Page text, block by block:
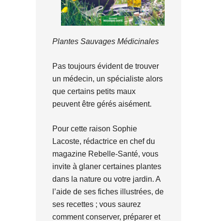
Plantes Sauvages Médicinales
Pas toujours évident de trouver
un médecin, un spécialiste alors
que certains petits maux
peuvent être gérés aisément.
Pour cette raison Sophie
Lacoste, rédactrice en chef du
magazine Rebelle-Santé, vous
invite à glaner certaines plantes
dans la nature ou votre jardin. A
l’aide de ses fiches illustrées, de
ses recettes ; vous saurez
comment conserver, préparer et